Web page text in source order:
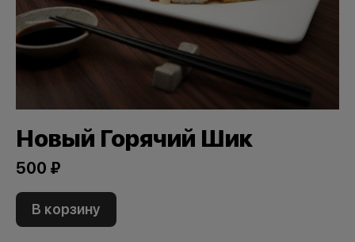
Новый Горячий Шик
500 ₽
В корзину